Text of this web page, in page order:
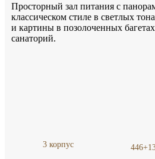
Просторный зал питания с
классическом стиле в светлых
и картины в позолоченных
санаторий.
3 корпус